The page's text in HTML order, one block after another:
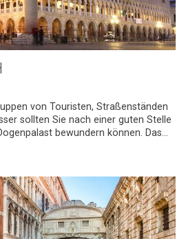
von Touristen, Straßenständen
sollten Sie nach einer guten Stelle
bewundern können. Das...